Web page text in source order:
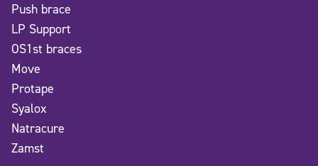
Push brace
LP Support
OS1st braces
Move
Protape
Syalox
Natracure
Zamst